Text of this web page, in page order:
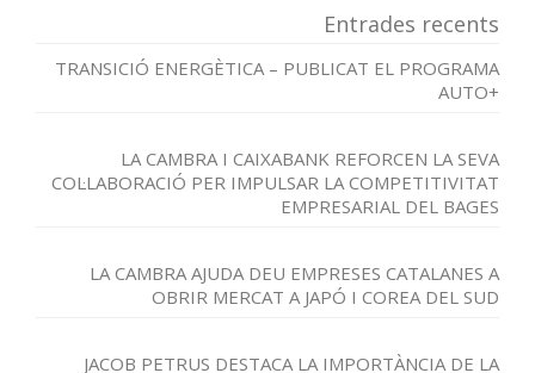
Entrades recents
TRANSICIÓ ENERGÈTICA – PUBLICAT EL PROGRAMA
AUTO+
LA CAMBRA I CAIXABANK REFORCEN LA SEVA
COL·LABORACIÓ PER IMPULSAR LA COMPETITIVITAT
EMPRESARIAL DEL BAGES
LA CAMBRA AJUDA DEU EMPRESES CATALANES A
OBRIR MERCAT A JAPÓ I COREA DEL SUD
JACOB PETRUS DESTACA LA IMPORTÀNCIA DE LA